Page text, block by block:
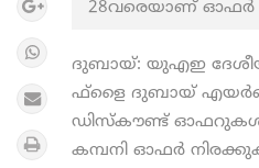
28വരെയാണ് ഓഫര്‍
ദുബായ്: യുഎഇ
ഫ്‌ളൈ ദുബായ്
ഡിസ്‌കൗണ്ട്
കമ്പനി ഓഫര്‍